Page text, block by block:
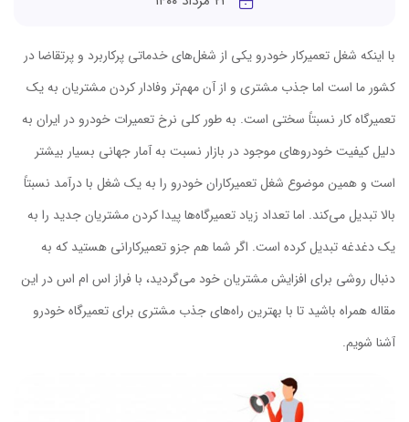
با اینکه شغل تعمیرکار خودرو یکی از شغل‌های خدماتی پرکاربرد و پرتقاضا در
کشور ما است اما جذب مشتری و از آن مهم‌تر وفادار کردن مشتریان به یک
تعمیرگاه کار نسبتاً سختی است. به طور کلی نرخ تعمیرات خودرو در ایران به
دلیل کیفیت خودروهای موجود در بازار نسبت به آمار جهانی بسیار بیشتر
است و همین موضوع شغل تعمیرکاران خودرو را به یک شغل با درآمد نسبتاً
بالا تبدیل می‌کند. اما تعداد زیاد تعمیرگاه‌ها پیدا کردن مشتریان جدید را به
یک دغدغه تبدیل کرده است. اگر شما هم جزو تعمیرکارانی هستید که به
دنبال روشی برای افزایش مشتریان خود می‌گردید، با فراز اس ام اس در این
مقاله همراه باشید تا با بهترین راه‌های جذب مشتری برای تعمیرگاه خودرو
آشنا شویم.